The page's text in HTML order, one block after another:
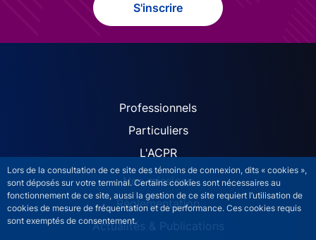
Lors de la consultation de ce site des témoins de connexion, dits « cookies »,
sont déposés sur votre terminal. Certains cookies sont nécessaires au
fonctionnement de ce site, aussi la gestion de ce site requiert l’utilisation de
cookies de mesure de fréquentation et de performance. Ces cookies requis
sont exemptés de consentement.
S'inscrire
ACPR site navigation
Professionnels
Particuliers
L'ACPR
Nos missions
Réglementation
Actualités & Publications